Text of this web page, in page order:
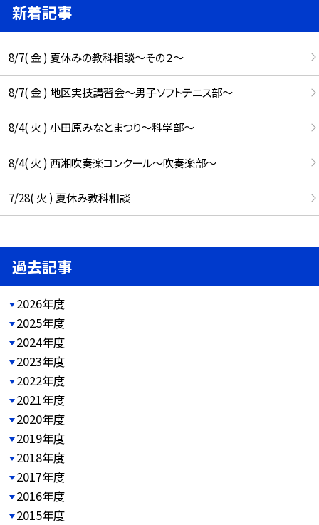
新着記事
8/7( 金 ) 夏休みの教科相談～その２～
8/7( 金 ) 地区実技講習会～男子ソフトテニス部～
8/4( 火 ) 小田原みなとまつり～科学部～
8/4( 火 ) 西湘吹奏楽コンクール～吹奏楽部～
7/28( 火 ) 夏休み教科相談
過去記事
2026年度
2025年度
2024年度
2023年度
2022年度
2021年度
2020年度
2019年度
2018年度
2017年度
2016年度
2015年度